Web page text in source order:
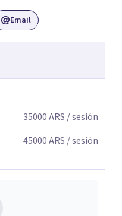
y problemática de cada
Email
35000ARS / sesión
45000ARS / sesión